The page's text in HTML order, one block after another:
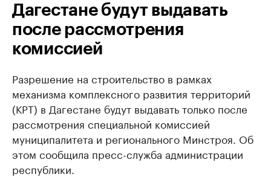
Дагестане будут выдавать
после рассмотрения
комиссией
Разрешение на строительство в рамках
механизма комплексного развития территорий
(КРТ) в Дагестане будут выдавать только после
рассмотрения специальной комиссией
муниципалитета и регионального Минстроя. Об
этом сообщила пресс-служба администрации
республики.